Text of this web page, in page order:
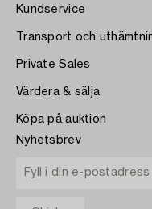
Kundservice
Transport och
Private Sales
Värdera & sälja
Köpa på auktion
Nyhetsbrev